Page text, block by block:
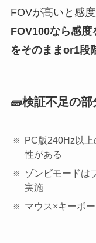
FOVが高いと感度
FOV100なら感度
をそのままor1段
🧱検証不足の部
PC版240Hz以
性がある
ゾンビモードは
実施
マウス×キーボ